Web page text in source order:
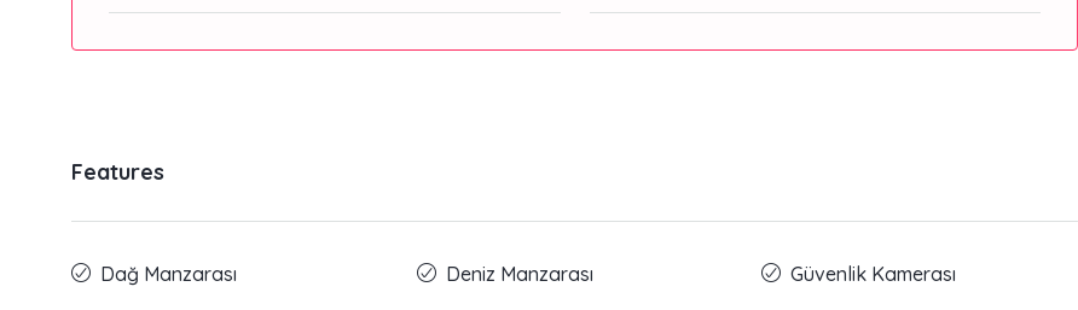
Features
Dağ Manzarası Deniz Manzarası Güvenlik Kamerası